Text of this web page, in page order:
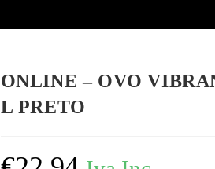
ONLINE – OVO
L PRETO